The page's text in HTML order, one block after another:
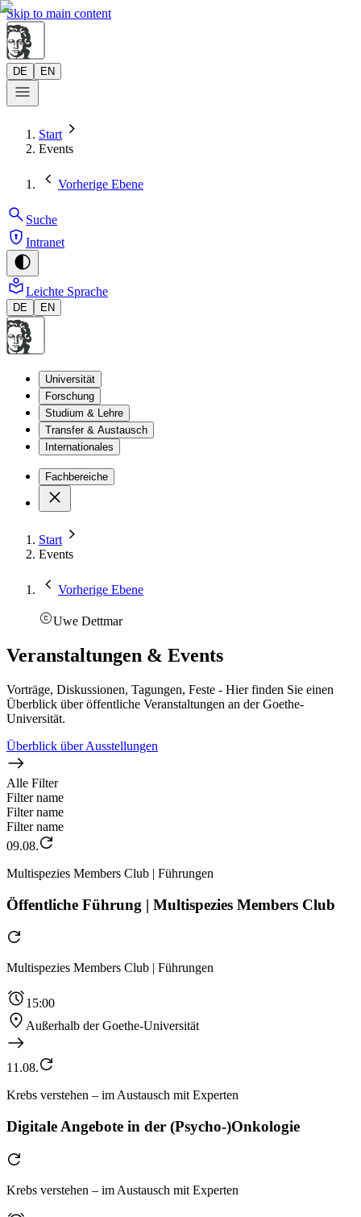
Skip to main content
DE EN
Start
Events
Vorherige Ebene
Suche
Intranet
Leichte Sprache
DE EN
Universität
Forschung
Studium & Lehre
Transfer & Austausch
Internationales
Fachbereiche
Start
Events
Vorherige Ebene
Uwe Dettmar
Veranstaltungen & Events
Vorträge, Diskussionen, Tagungen, Feste - Hier finden Sie einen
Überblick über öffentliche Veranstaltungen an der Goethe-
Universität.
Überblick über Ausstellungen
Alle Filter
Filter name
Filter name
Filter name
09.08.
Multispezies Members Club | Führungen
Öffentliche Führung | Multispezies Members Club
Multispezies Members Club | Führungen
15:00
Außerhalb der Goethe-Universität
11.08.
Krebs verstehen – im Austausch mit Experten
Digitale Angebote in der (Psycho-)Onkologie
Krebs verstehen – im Austausch mit Experten